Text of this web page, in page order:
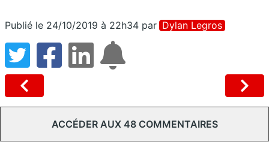
Publié le 24/10/2019 à 22h34 par Dylan Legros
ACCÉDER AUX 48 COMMENTAIRES